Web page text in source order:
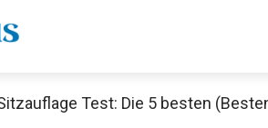
Test: Die 5 besten